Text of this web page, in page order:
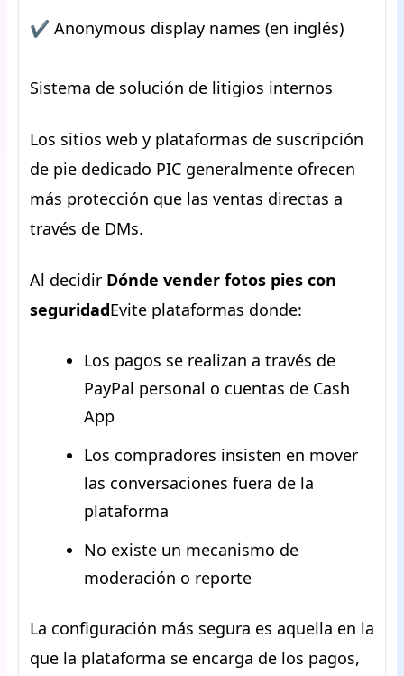
✔ Anonymous display names (en inglés)
Sistema de solución de litigios internos
Los sitios web y plataformas de suscripción
de pie dedicado PIC generalmente ofrecen
más protección que las ventas directas a
través de DMs.
Al decidir Dónde vender fotos pies con
seguridadEvite plataformas donde:
Los pagos se realizan a través de
PayPal personal o cuentas de Cash
App
Los compradores insisten en mover
las conversaciones fuera de la
plataforma
No existe un mecanismo de
moderación o reporte
La configuración más segura es aquella en la
que la plataforma se encarga de los pagos,